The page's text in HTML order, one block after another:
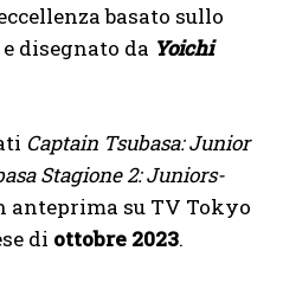
basato sullo
disegnato da Yoichi
Captain Tsubasa: Junior
Stagione 2: Juniors-
anteprima su TV Tokyo
di ottobre 2023.